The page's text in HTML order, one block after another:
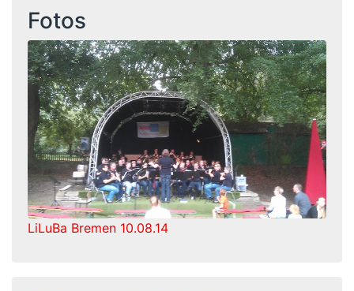
Fotos
LiLuBa Bremen 10.08.14